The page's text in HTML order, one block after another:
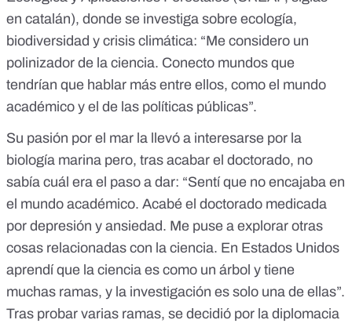
en catalán), donde se investiga sobre ecología,
biodiversidad y crisis climática: “Me considero un
polinizador de la ciencia. Conecto mundos que
tendrían que hablar más entre ellos, como el mundo
académico y el de las políticas públicas”.
Su pasión por el mar la llevó a interesarse por la
biología marina pero, tras acabar el doctorado, no
sabía cuál era el paso a dar: “Sentí que no encajaba en
el mundo académico. Acabé el doctorado medicada
por depresión y ansiedad. Me puse a explorar otras
cosas relacionadas con la ciencia. En Estados Unidos
aprendí que la ciencia es como un árbol y tiene
muchas ramas, y la investigación es solo una de ellas”.
Tras probar varias ramas, se decidió por la diplomacia